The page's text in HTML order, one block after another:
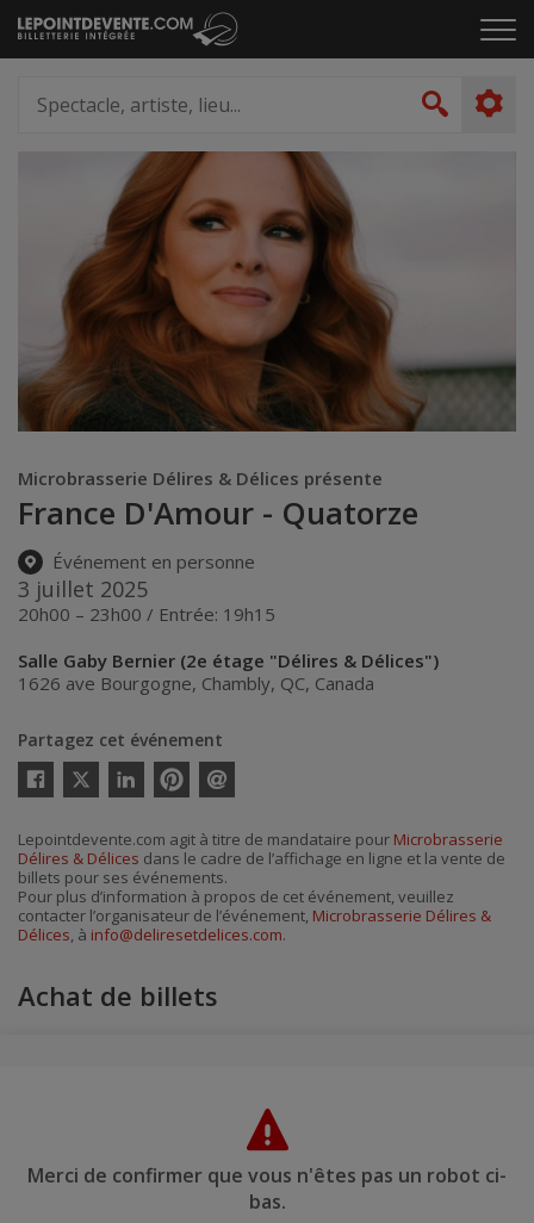
Passer
au
le
artiste,
lieu...
Microbrasserie Délires & Délices présente
France D'Amour - Quatorze
Événement en personne
3 juillet 2025
20h00 – 23h00 / Entrée: 19h15
Salle Gaby Bernier (2e étage "Délires & Délices")
1626 ave Bourgogne, Chambly, QC, Canada
Partagez cet événement
Twitter
courriel
Lepointdevente.com agit à titre de mandataire pour Microbrasserie
Délires & Délices dans le cadre de l’affichage en ligne et la vente de
billets pour ses événements.
Pour plus d’information à propos de cet événement, veuillez
contacter l’organisateur de l’événement, Microbrasserie Délires &
Délices, à info@deliresetdelices.com.
Achat de billets
Merci de confirmer que vous n'êtes pas un robot ci-
bas.